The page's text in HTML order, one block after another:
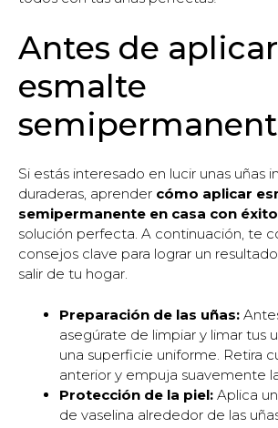
Antes de
esmalte
Si estás interesado en lucir unas uñas
duraderas, aprender cómo aplicar
semipermanente en casa con éxito
solución perfecta. A continuación, te
consejos clave para lograr un
salir de tu hogar.
Preparación de las uñas:
asegúrate de limpiar y limar tus
una superficie uniforme. Retira
anterior y empuja suavemente
Protección de la piel: Aplica
de vaselina alrededor de las